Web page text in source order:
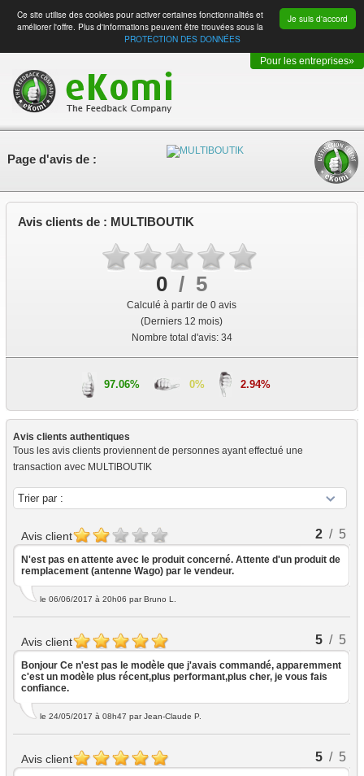
Je suis d'accord
Ce site utilise des cookies pour activer certaines fonctionnalités et
améliorer l'offre. Plus d'informations peuvent être trouvées sous la
PROTECTION DES DONNÉES
Pour les entreprises»
Page d'avis de :
Avis clients de : MULTIBOUTIK
0/ 5
Calculé à partir de0 avis
(Derniers 12 mois)
Nombre total d'avis: 34
97.06% 0% 2.94%
Avis clients authentiques
Tous les avis clients proviennent de personnes ayant effectué une
transaction avec MULTIBOUTIK
Avis client 2/ 5
N'est pas en attente avec le produit concerné. Attente d'un produit de
remplacement (antenne Wago) par le vendeur.
le 06/06/2017 à 20h06 par Bruno L.
Avis client 5/ 5
Bonjour Ce n'est pas le modèle que j'avais commandé, apparemment
c'est un modèle plus récent,plus performant,plus cher, je vous fais
confiance.
le 24/05/2017 à 08h47 par Jean-Claude P.
Avis client 5/ 5